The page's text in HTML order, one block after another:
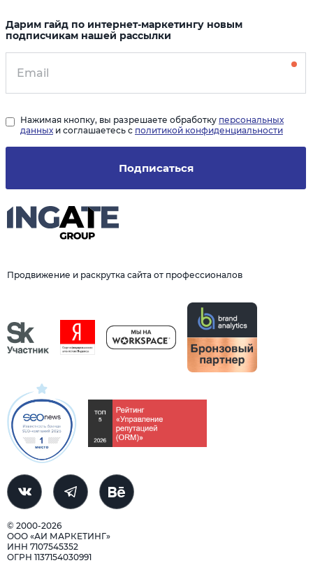
Продвижение и раскрутка сайта от профессионалов
© 2000-2026
ООО «АИ МАРКЕТИНГ»
ИНН 7107545352
ОГРН 1137154030991
Дарим гайд по интернет-маркетингу новым
подписчикам нашей рассылки
Подписаться
Нажимая кнопку, вы разрешаете обработку персональных
данных и соглашаетесь с политикой конфиденциальности